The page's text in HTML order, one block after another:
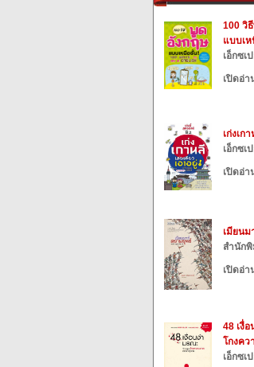
100 วิ
แบบเ
เอ็กซเ
เปิดอ่า
เก่งเก
เอ็กซเ
เปิดอ่า
เมียนม
สำนัก
เปิดอ่า
48 เงื่
โกงคว
เอ็กซเ